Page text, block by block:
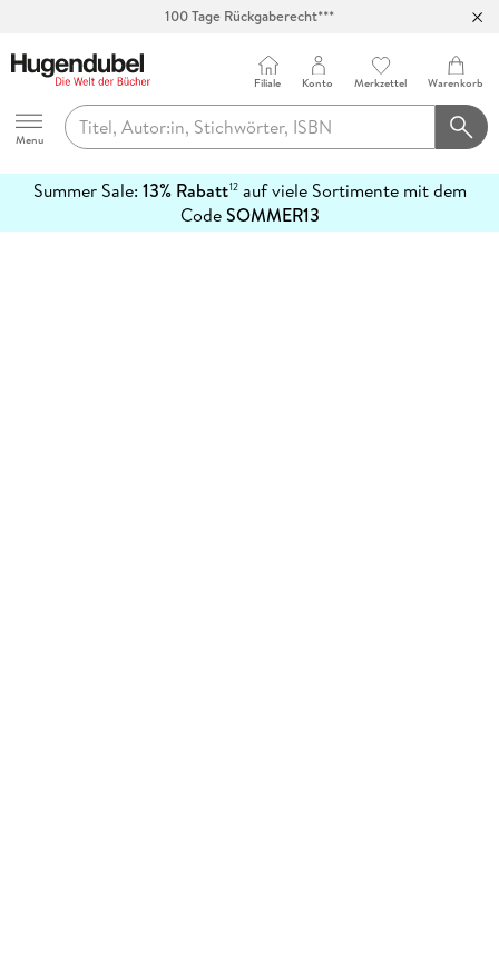
100 Tage Rückgaberecht***
Hugendubel
Menu
Filiale Konto Merkzettel Warenkorb
Summer Sale: 13% Rabatt12auf viele Sortimente mit dem
CodeSOMMER13
erfahren